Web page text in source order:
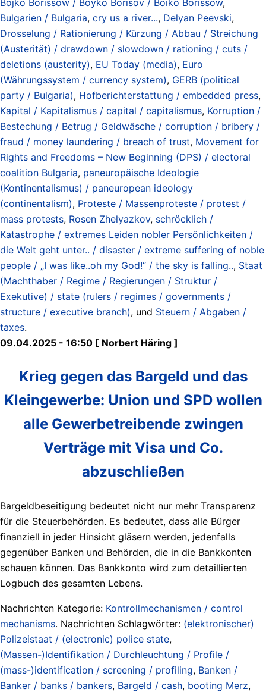
Bulgarien / Bulgaria, cry us a river..., Delyan Peevski,
Drosselung / Rationierung / Kürzung / Abbau / Streichung
(Austerität) / drawdown / slowdown / rationing / cuts /
deletions (austerity), EU Today (media), Euro
(Währungssystem / currency system), GERB (political
party / Bulgaria), Hofberichterstattung / embedded press,
Kapital / Kapitalismus / capital / capitalismus, Korruption /
Bestechung / Betrug / Geldwäsche / corruption / bribery /
fraud / money laundering / breach of trust, Movement for
Rights and Freedoms – New Beginning (DPS) / electoral
coalition Bulgaria, paneuropäische Ideologie
(Kontinentalismus) / paneuropean ideology
(continentalism), Proteste / Massenproteste / protest /
mass protests, Rosen Zhelyazkov, schröcklich /
Katastrophe / extremes Leiden nobler Persönlichkeiten /
die Welt geht unter.. / disaster / extreme suffering of noble
people / „I was like..oh my God!“ / the sky is falling.., Staat
(Machthaber / Regime / Regierungen / Struktur /
Exekutive) / state (rulers / regimes / governments /
structure / executive branch), und Steuern / Abgaben /
taxes.
09.04.2025 - 16:50 [ Norbert Häring ]
Krieg gegen das Bargeld und das
Kleingewerbe: Union und SPD wollen
alle Gewerbetreibende zwingen
Verträge mit Visa und Co.
abzuschließen
Bargeldbeseitigung bedeutet nicht nur mehr Transparenz
für die Steuerbehörden. Es bedeutet, dass alle Bürger
finanziell in jeder Hinsicht gläsern werden, jedenfalls
gegenüber Banken und Behörden, die in die Bankkonten
schauen können. Das Bankkonto wird zum detaillierten
Logbuch des gesamten Lebens.
Nachrichten Kategorie: Kontrollmechanismen / control
mechanisms. Nachrichten Schlagwörter: (elektronischer)
Polizeistaat / (electronic) police state,
(Massen-)Identifikation / Durchleuchtung / Profile /
(mass-)identification / screening / profiling, Banken /
Banker / banks / bankers, Bargeld / cash, booting Merz,